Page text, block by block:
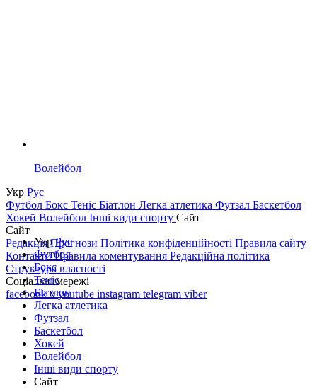
Волейбол
Укр Рус
Футбол Бокс Теніс Біатлон Легка атлетика Футзал Баскетбол
Хокей Волейбол Інші види спорту Сайт
Сайт
РедакціяПрогнози Політика конфіденційності Правила сайту
КонтактиПравила коментування Редакційна політика
Структура власності
Соціальні мережі
facebookxyoutube instagram telegram viber
УкрРус
Футбол
Бокс
Теніс
Біатлон
Легка атлетика
Футзал
Баскетбол
Хокей
Волейбол
Інші види спорту
Сайт